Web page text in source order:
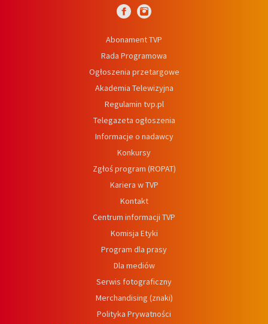
Abonament TVP
Rada Programowa
Ogłoszenia przetargowe
Akademia Telewizyjna
Regulamin tvp.pl
Telegazeta ogłoszenia
Informacje o nadawcy
Konkursy
Zgłoś program (ROPAT)
Kariera w TVP
Kontakt
Centrum informacji TVP
Komisja Etyki
Program dla prasy
Dla mediów
Serwis fotograficzny
Merchandising (znaki)
Polityka Prywatności